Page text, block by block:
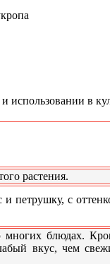
использовании в
растения.
петрушку, с
многих блюдах.
вкус, чем